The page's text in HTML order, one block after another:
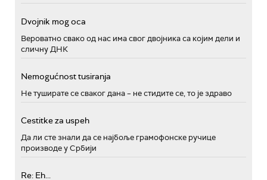
Dvojnik mog oca
Вероватно свако од нас има свог двојника са којим дели и
сличну ДНК
Nemogućnost tusiranja
Не туширате се сваког дана – не стидите се, то је здраво
Cestitke za uspeh
Да ли сте знали да се најбоље грамофонске ручице
производе у Србији
Re: Eh...